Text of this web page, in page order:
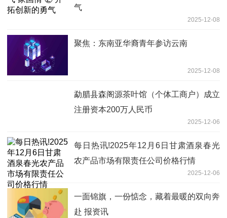
气
2025-12-08
聚焦：东南亚华裔青年参访云南
2025-12-08
勐腊县森阁源茶叶馆（个体工商户）成立
注册资本200万人民币
2025-12-06
每日热讯!2025年12月6日甘肃酒泉春光
农产品市场有限责任公司价格行情
2025-12-06
一面锦旗，一份惦念，藏着最暖的双向奔
赴 报资讯